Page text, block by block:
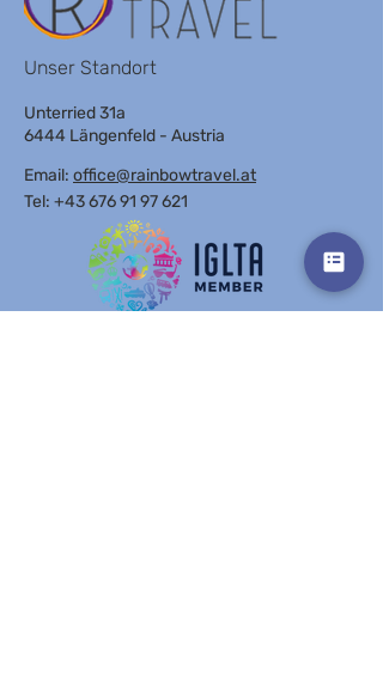
Unser Standort
Unterried 31a
6444 Längenfeld - Austria
Email: office@rainbowtravel.at
Tel: +43 676 91 97 621